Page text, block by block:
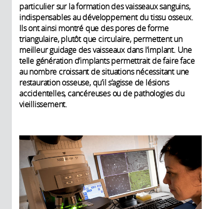
particulier sur la formation des vaisseaux sanguins,
indispensables au développement du tissu osseux.
Ils ont ainsi montré que des pores de forme
triangulaire, plutôt que circulaire, permettent un
meilleur guidage des vaisseaux dans l’implant. Une
telle génération d’implants permettrait de faire face
au nombre croissant de situations nécessitant une
restauration osseuse, qu’il s’agisse de lésions
accidentelles, cancéreuses ou de pathologies du
vieillissement.